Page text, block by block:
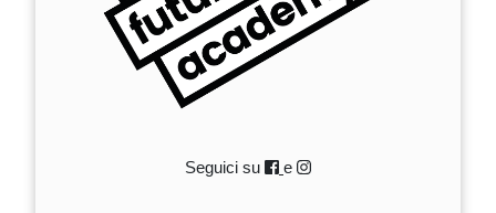
Seguici su e